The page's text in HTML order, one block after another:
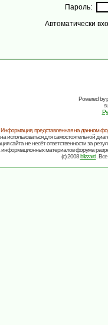
Пароль:
Автоматически
Powered by
Информация, представленная на данном
использоваться для самостоятельной
сайта не несёт ответственности за
информационных материалов форума
(c) 2008blizzard.